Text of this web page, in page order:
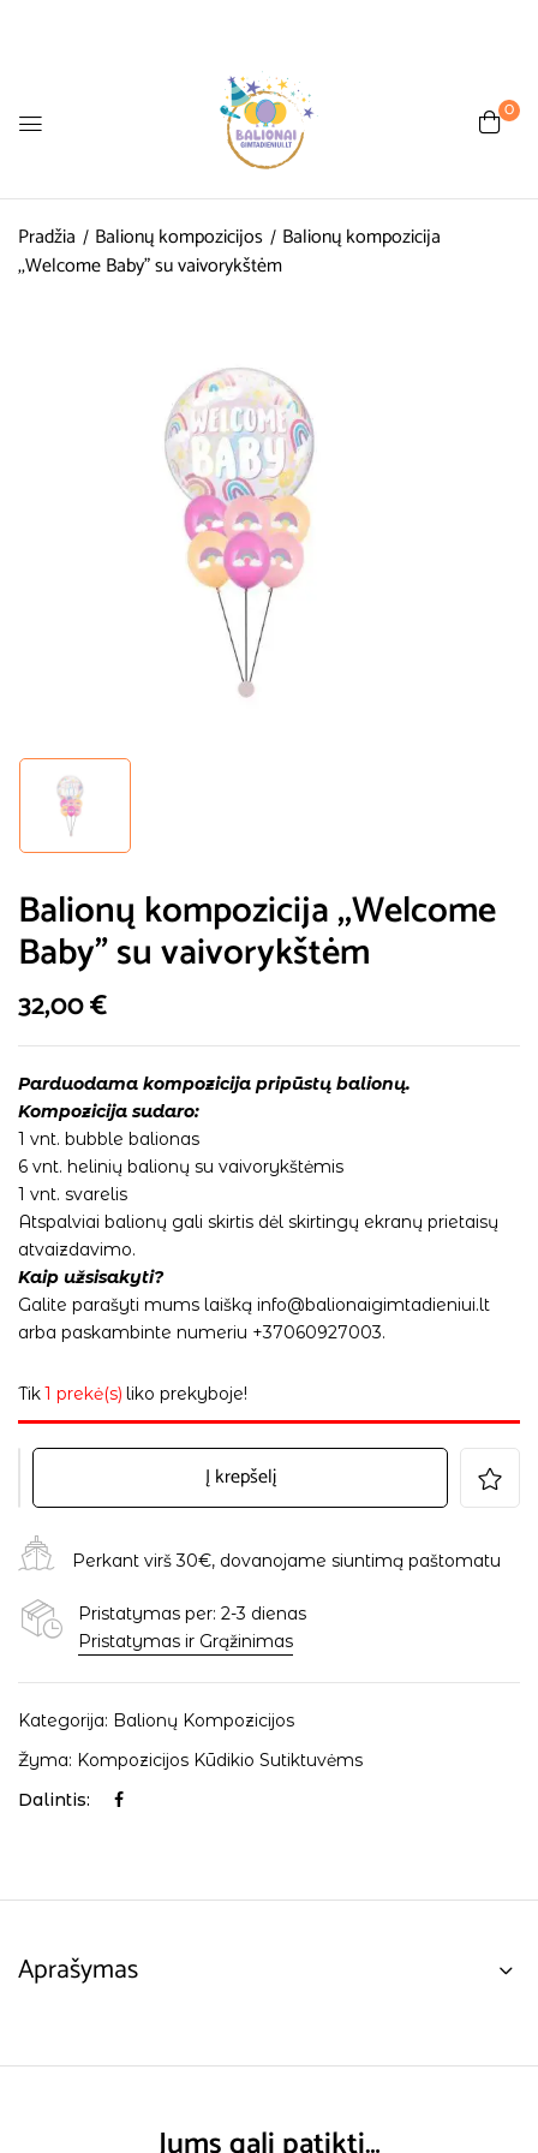
0
Pradžia Balionų kompozicijos
Balionų kompozicija
,,Welcome Baby” su vaivorykštėm
Balionų kompozicija ,,Welcome
Baby” su vaivorykštėm
32,00€
Parduodama kompozicija pripūstų balionų.
Kompozicija sudaro:
1 vnt. bubble balionas
6 vnt. helinių balionų su vaivorykštėmis
1 vnt. svarelis
Atspalviai balionų gali skirtis dėl skirtingų ekranų prietaisų
atvaizdavimo.
Kaip užsisakyti?
Galite parašyti mums laišką info@balionaigimtadieniui.lt
arba paskambinte numeriu +37060927003.
Tik1 prekė(s) liko prekyboje!
Į krepšelį
Perkant virš 30€, dovanojame siuntimą paštomatu
Pristatymas per: 2-3 dienas
Pristatymas ir Grąžinimas
Kategorija: Balionų Kompozicijos
Žyma: Kompozicijos Kūdikio Sutiktuvėms
Dalintis:
Aprašymas